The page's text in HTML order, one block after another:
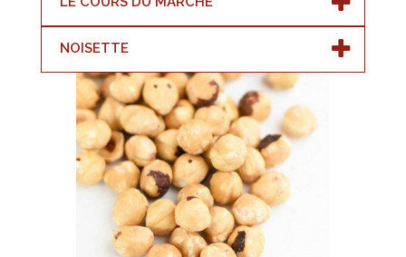
NOISETTE